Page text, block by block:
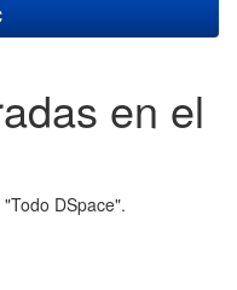
en el
DSpace".